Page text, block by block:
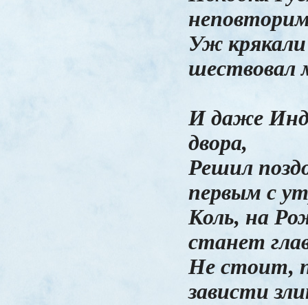
Уж
шествовал
И даже
двора,
Решил
первым с
Коль, на
станет
Не стоит,
зависти